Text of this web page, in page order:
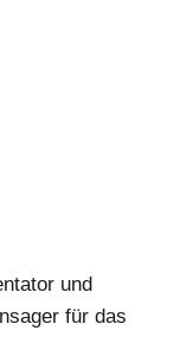
und
für das